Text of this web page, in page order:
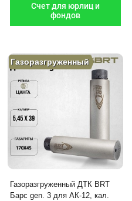
Счет для юрлиц и
фондов
Газоразгруженный
Газоразгруженный ДТК BRT
Барс gen. 3 для АК-12, кал.